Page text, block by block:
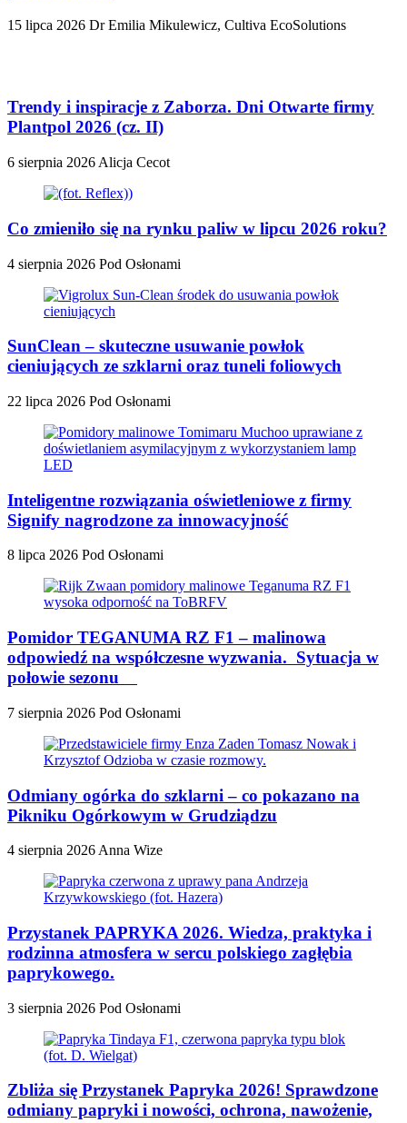
15 lipca 2026 Dr Emilia Mikulewicz, Cultiva EcoSolutions
Trendy i inspiracje z Zaborza. Dni Otwarte firmy
Plantpol 2026 (cz. II)
6 sierpnia 2026 Alicja Cecot
Co zmieniło się na rynku paliw w lipcu 2026 roku?
4 sierpnia 2026 Pod Osłonami
SunClean – skuteczne usuwanie powłok
cieniujących ze szklarni oraz tuneli foliowych
22 lipca 2026 Pod Osłonami
Inteligentne rozwiązania oświetleniowe z firmy
Signify nagrodzone za innowacyjność
8 lipca 2026 Pod Osłonami
Pomidor TEGANUMA RZ F1 – malinowa
odpowiedź na współczesne wyzwania. Sytuacja w
połowie sezonu
7 sierpnia 2026 Pod Osłonami
Odmiany ogórka do szklarni – co pokazano na
Pikniku Ogórkowym w Grudziądzu
4 sierpnia 2026 Anna Wize
Przystanek PAPRYKA 2026. Wiedza, praktyka i
rodzinna atmosfera w sercu polskiego zagłębia
paprykowego.
3 sierpnia 2026 Pod Osłonami
Zbliża się Przystanek Papryka 2026! Sprawdzone
odmiany papryki i nowości, ochrona, nawożenie,